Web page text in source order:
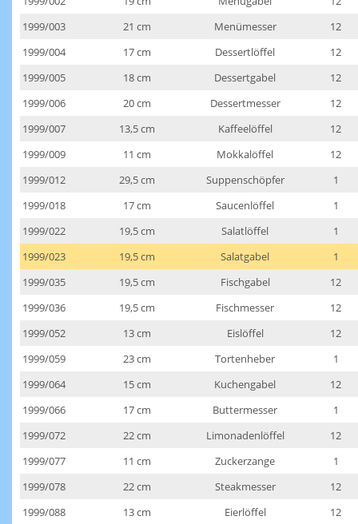
1999/003
21 cm Menümesser
12
1999/004
17 cm Dessertlöffel
12
1999/005
18 cm Dessertgabel
12
1999/006
20 cm Dessertmesser
12
1999/007
13,5 cm Kaffeelöffel
12
1999/009
11 cm Mokkalöffel
12
1999/012
29,5 cm Suppenschöpfer
1
1999/018
17 cm Saucenlöffel
1
1999/022
19,5 cm Salatlöffel
1
1999/023
19,5 cm Salatgabel
1
1999/035
19,5 cm Fischgabel
12
1999/036
19,5 cm Fischmesser
12
1999/052
13 cm Eislöffel
12
1999/059
23 cm Tortenheber
1
1999/064
15 cm Kuchengabel
12
1999/066
17 cm Buttermesser
1
1999/072
22 cm Limonadenlöffel
12
1999/077
11 cm Zuckerzange
1
1999/078
22 cm Steakmesser
12
1999/088
13 cm Eierlöffel
12